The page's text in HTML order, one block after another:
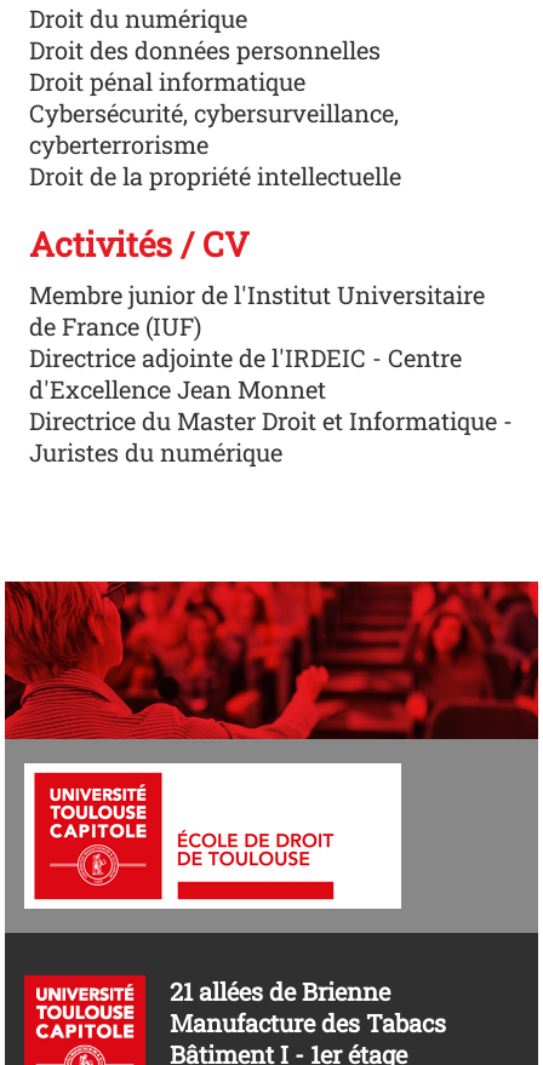
Droit du numérique
Droit des données personnelles
Droit pénal informatique
Cybersécurité, cybersurveillance,
cyberterrorisme
Droit de la propriété intellectuelle
Activités / CV
Membre junior de l'Institut Universitaire
de France (IUF)
Directrice adjointe de l'IRDEIC - Centre
d'Excellence Jean Monnet
Directrice du Master Droit et Informatique -
Juristes du numérique
21 allées de Brienne
Manufacture des Tabacs
Bâtiment I - 1er étage